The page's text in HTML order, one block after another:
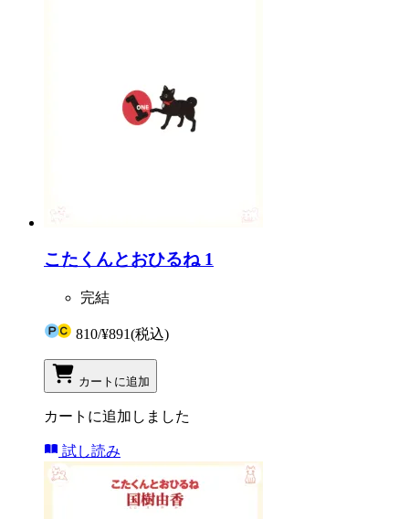
こたくんとおひるね 1
完結
810/¥891(税込)
カートに追加
カートに追加しました
試し読み